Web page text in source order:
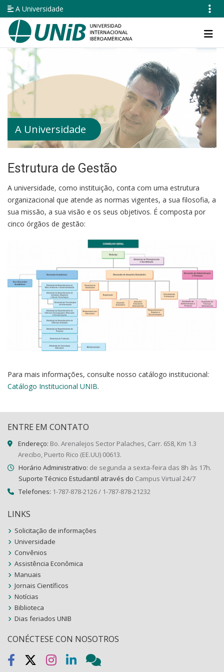
Pular
para
conteúdo
principal
A Universidade
Navegación
principal
A Universidade
Estrutura de Gestão
A universidade, como instituição, conta com uma estrutura
organizacional que atende as normas vigentes, a sua filosofia, a
sua missão, a sua visão e os seus objetivos. É composta por
cinco órgãos de gestão:
Para mais informações, consulte nosso catálogo institucional:
Catálogo Institucional UNIB.
ENTRE EM CONTATO
Endereço: Bo. Arenalejos Sector Palaches, Carr. 658, Km 1.3
Arecibo, Puerto Rico (EE.UU) 00613.
Horário Administrativo: de segunda a sexta-feira das 8h às 17h.
Suporte Técnico Estudantil através do Campus Virtual 24/7
Telefones: 1-787-878-2126 / 1-787-878-21232
LINKS
Solicitação de informações
Universidade
Convênios
Assistência Econômica
Manuais
Jornais Científicos
Notícias
Biblioteca
Dias feriados UNIB
CONÉCTESE CON NOSOTROS